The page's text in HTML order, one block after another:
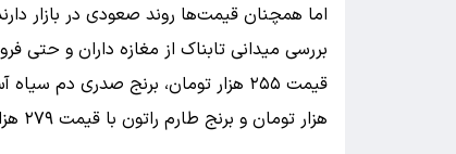
اما همچنان قیمت‌ها روند صعودی در بازار
بررسی میدانی تابناک از مغازه داران و حتی
هزار تومان و برنج طارم راتون با قیمت ۲۷۹ هزار تومان به‌ازای هر کیلوگرم در اختیار مصرف‌کننده قرار می‌گیرند.